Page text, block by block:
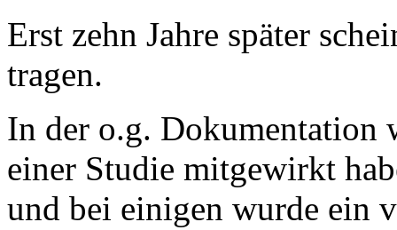
Erst zehn Jahre später
tragen.
In der o.g. Dokumentation
einer Studie mitgewirkt
und bei einigen wurde ein